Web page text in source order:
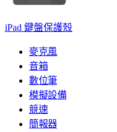
iPad 鍵盤保護殼
麥克風
音箱
數位筆
模擬設備
競速
簡報器